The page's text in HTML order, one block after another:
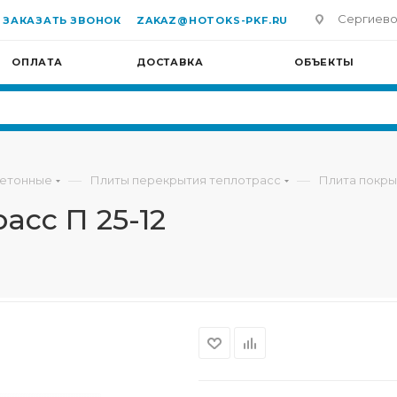
ЗАКАЗАТЬ ЗВОНОК ZAKAZ@HOTOKS-PKF.RU
ОПЛАТА ДОСТАВКА ОБЪЕКТЫ
— Плиты перекрытия теплотрасс — Плита
П 25-12